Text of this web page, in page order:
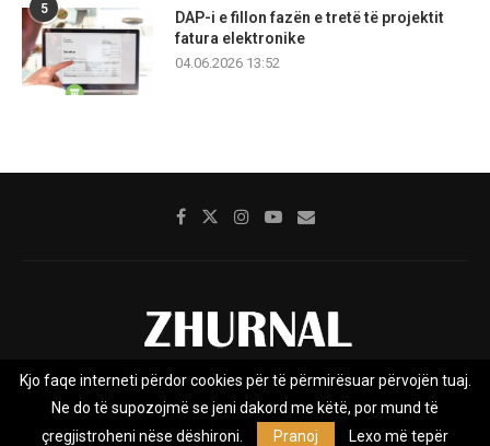
5
DAP-i e fillon fazën e tretë të projektit
fatura elektronike
04.06.2026 13:52
Rreth nesh Impresumi Marketing
Privacy Policy
Kjo faqe interneti përdor cookies për të përmirësuar përvojën tuaj.
Ne do të supozojmë se jeni dakord me këtë, por mund të
çregjistroheni nëse dëshironi.
Pranoj Lexo më tepër